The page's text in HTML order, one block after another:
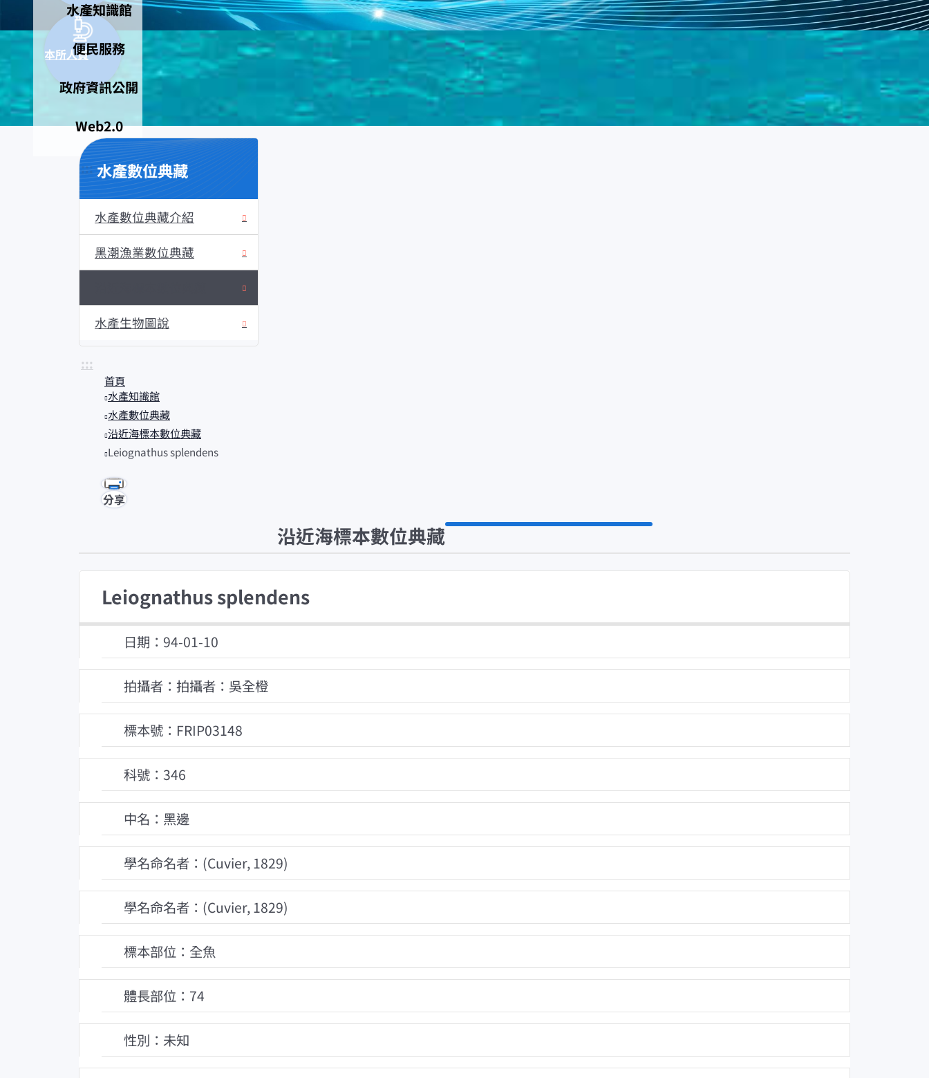
水產知識館
便民服務
政府資訊公開
Web2.0
本所人員
::: 水產數位典藏
水產數位典藏介紹
黑潮漁業數位典藏
水產生物圖說
:::
首頁
水產知識館
水產數位典藏
沿近海標本數位典藏
Leiognathus splendens
分享
沿近海標本數位典藏
Leiognathus splendens
日期：94-01-10
拍攝者：拍攝者：吳全橙
標本號：FRIP03148
科號：346
中名：黑邊
學名命名者：(Cuvier, 1829)
學名命名者：(Cuvier, 1829)
標本部位：全魚
體長部位：74
性別：未知